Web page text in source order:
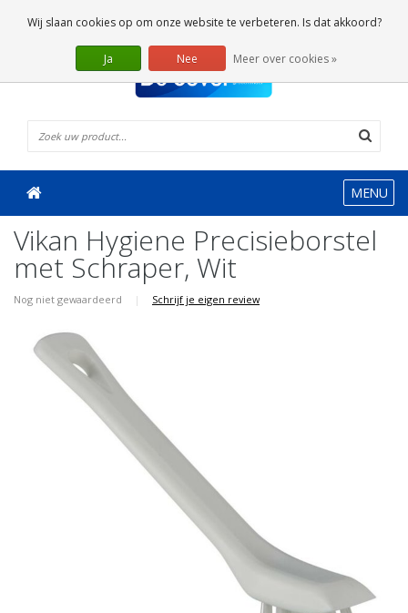
0 Artikelen
MENU
Vikan Hygiene Precisieborstel
met Schraper, Wit
Nog niet gewaardeerd | Schrijf je eigen review
Wij slaan cookies op om onze website te verbeteren. Is dat akkoord?
Ja Nee Meer over cookies »